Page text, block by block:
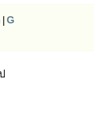
| G